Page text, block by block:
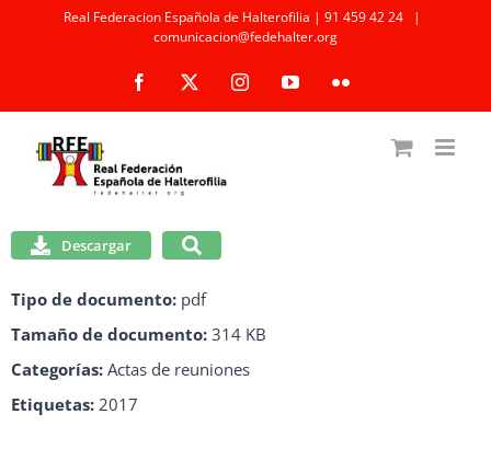
Real Federacion Española de Halterofilia | 91 459 42 24
|
comunicacion@fedehalter.org
Facebook InstagramYouTubeFlickr
Descargar
Tipo de documento: pdf
Tamaño de documento: 314 KB
Categorías: Actas de reuniones
Etiquetas: 2017